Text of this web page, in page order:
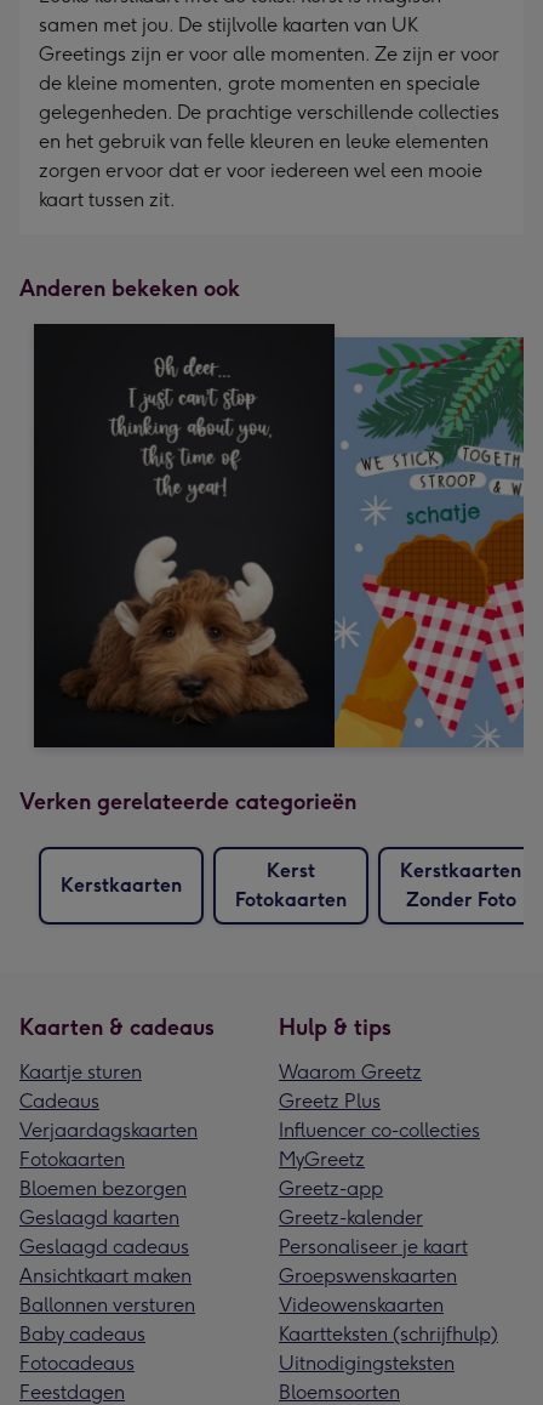
samen met jou. De stijlvolle kaarten van UK
Greetings zijn er voor alle momenten. Ze zijn er voor
de kleine momenten, grote momenten en speciale
gelegenheden. De prachtige verschillende collecties
en het gebruik van felle kleuren en leuke elementen
zorgen ervoor dat er voor iedereen wel een mooie
kaart tussen zit.
Anderen bekeken ook
Verken gerelateerde categorieën
Kerstkaarten
Kerst
Fotokaarten
Kerstkaarten
Zonder Foto
Kaarten & cadeaus
Kaartje sturen
Cadeaus
Verjaardagskaarten
Fotokaarten
Bloemen bezorgen
Geslaagd kaarten
Geslaagd cadeaus
Ansichtkaart maken
Ballonnen versturen
Baby cadeaus
Fotocadeaus
Feestdagen
Hulp & tips
Waarom Greetz
Greetz Plus
Influencer co-collecties
MyGreetz
Greetz-app
Greetz-kalender
Personaliseer je kaart
Groepswenskaarten
Videowenskaarten
Kaartteksten (schrijfhulp)
Uitnodigingsteksten
Bloemsoorten